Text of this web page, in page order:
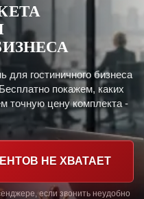
для гостиничного бизнеса
покажем, каких
точную цену комплекта -
НЕ ХВАТАЕТ
если звонить неудобно